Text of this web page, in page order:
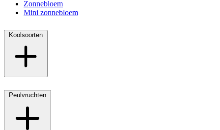
Zonnebloem
Mini zonnebloem
Koolsoorten
Peulvruchten